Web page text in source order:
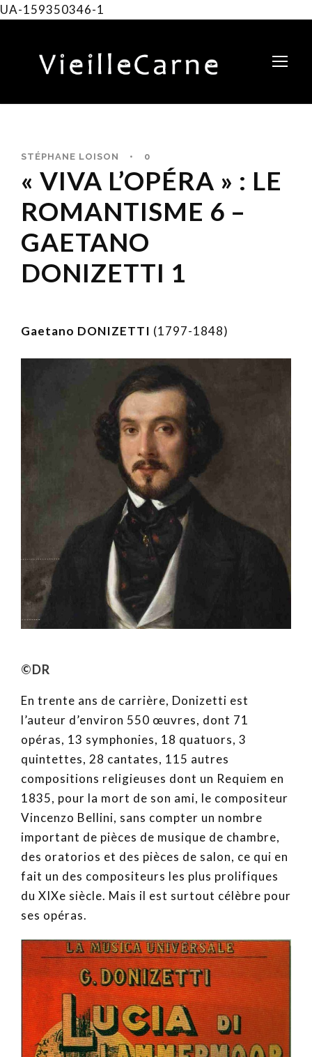
UA-159350346-1
STÉPHANE LOISON • 0
« VIVA L’OPÉRA » : LE
ROMANTISME 6 –
GAETANO
DONIZETTI 1
Gaetano DONIZETTI (1797-1848)
©DR
En trente ans de carrière, Donizetti est
l’auteur d’environ 550 œuvres, dont 71
opéras, 13 symphonies, 18 quatuors, 3
quintettes, 28 cantates, 115 autres
compositions religieuses dont un Requiem en
1835, pour la mort de son ami, le compositeur
Vincenzo Bellini, sans compter un nombre
important de pièces de musique de chambre,
des oratorios et des pièces de salon, ce qui en
fait un des compositeurs les plus prolifiques
du XIXe siècle. Mais il est surtout célèbre pour
ses opéras.